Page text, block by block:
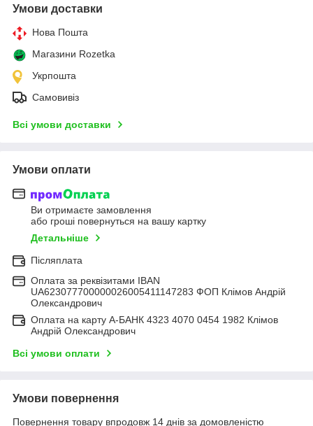
Умови доставки
Нова Пошта
Магазини Rozetka
Укрпошта
Самовивіз
Всі умови доставки
Умови оплати
Ви отримаєте замовлення
або гроші повернуться на вашу картку
Детальніше
Післяплата
Оплата за реквізитами IBAN
UA623077700000026005411147283 ФОП Клімов Андрій
Олександрович
Оплата на карту А-БАНК 4323 4070 0454 1982 Клімов
Андрій Олександрович
Всі умови оплати
Умови повернення
Повернення товару впродовж 14 днів за домовленістю